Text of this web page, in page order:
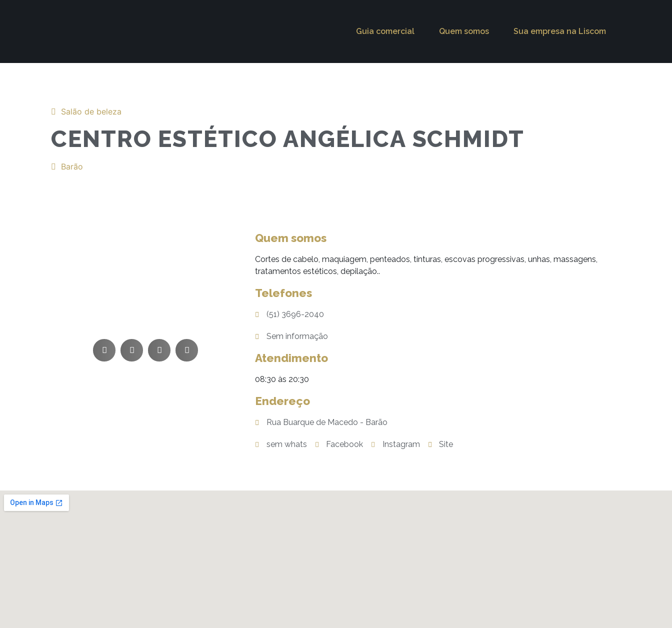
Guia comercial Quem somos Sua empresa na Liscom
Salão de beleza
CENTRO ESTÉTICO ANGÉLICA SCHMIDT
Barão
Quem somos
Cortes de cabelo, maquiagem, penteados, tinturas, escovas progressivas, unhas, massagens,
tratamentos estéticos, depilação..
Telefones
(51) 3696-2040
Sem informação
Atendimento
08:30 às 20:30
Endereço
Rua Buarque de Macedo - Barão
sem whats Facebook Instagram Site